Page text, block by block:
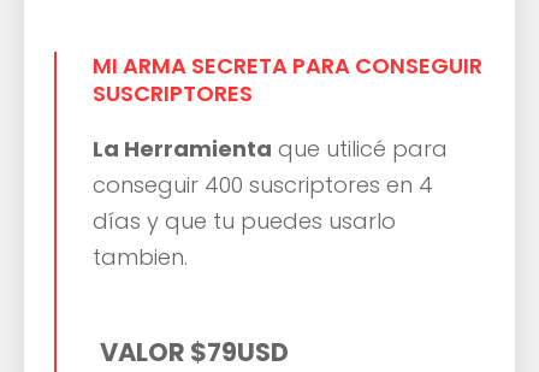
MI ARMA SECRETA PARA CONSEGUIR
SUSCRIPTORES
La Herramienta que utilicé para
conseguir 400 suscriptores en 4
días y que tu puedes usarlo
tambien.
VALOR $79USD